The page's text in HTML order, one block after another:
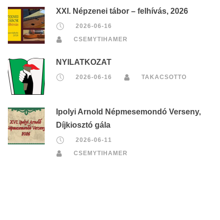
XXI. Népzenei tábor – felhívás, 2026
2026-06-16
CSEMYTIHAMER
NYILATKOZAT
2026-06-16 TAKACSOTTO
Ipolyi Arnold Népmesemondó Verseny,
Díjkiosztó gála
2026-06-11
CSEMYTIHAMER